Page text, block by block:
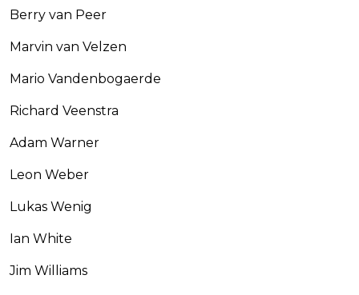
Berry van Peer
Marvin van Velzen
Mario Vandenbogaerde
Richard Veenstra
Adam Warner
Leon Weber
Lukas Wenig
Ian White
Jim Williams